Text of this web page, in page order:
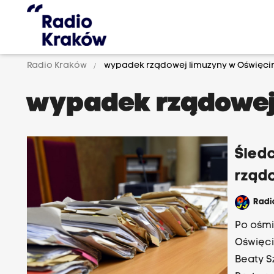
Radio Kraków wypadek rządowej limuzyny w
wypadek
Po
Beaty